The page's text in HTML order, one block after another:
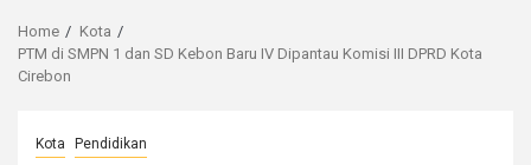
Home
Kota
PTM di SMPN 1 dan SD Kebon Baru IV Dipantau Komisi III DPRD Kota
Cirebon
Kota Pendidikan